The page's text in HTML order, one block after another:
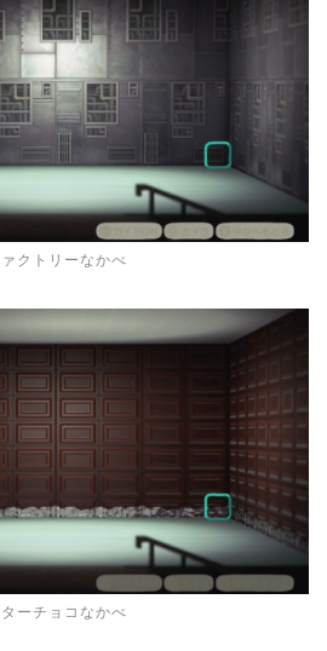
クトリーなかべ
ターチョコなかべ